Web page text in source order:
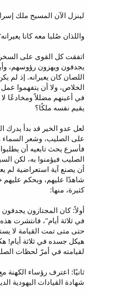
لينزل الآن المسيح ملك
واللذان صُلبا معه كانا يعيرانه"
اتفقت كل القوى على
يجدفون ويهزون رؤوسهم،
اللصان كان يعيرانه. إذ لم
الخلاص، ولا أن يتفهموا
في أعينهم مضللاً ومخادعًا
يقيم نفسه ملكًا؟
لعل عدو الخير قد بدأ يدرك
على الصليب، وشعر السماء
فأسرع يحث تابعيه أن
الصليب فيؤمنوا به، لكن
أن يصنع آية استعراضية لم
شاهدًا عليهم، ويحكم عليهم
كثيرة، منها:
أولاً: كان المجتازون يجدفون
في ثلاثة أيام"، فانتشرت
حتى متى تمت القيامة لا
هيكل جسده في ثلاثة أيام!
لقيامته في أمرّ لحظات
ثانيًا: اعترف رؤساء الكهنة
شهادة القيادات اليهودية